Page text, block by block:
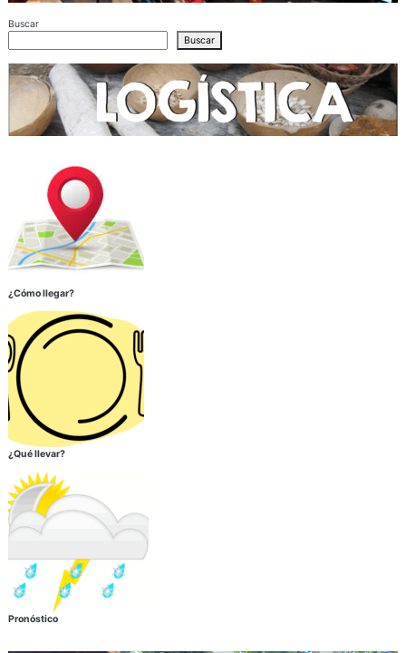
Buscar
Buscar
¿Cómo llegar?
¿Qué llevar?
Pronóstico